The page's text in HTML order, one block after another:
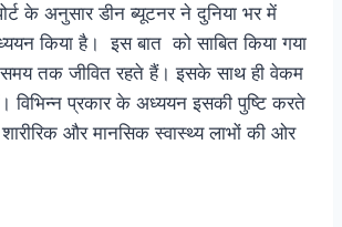
के अनुसार डीन ब्यूटनर ने दुनिया भर में
किया है। इस बात को साबित किया गया
समय तक जीवित रहते हैं। इसके साथ ही वेकम
विभिन्न प्रकार के अध्ययन इसकी पुष्टि करते
और मानसिक स्वास्थ्य लाभों की ओर